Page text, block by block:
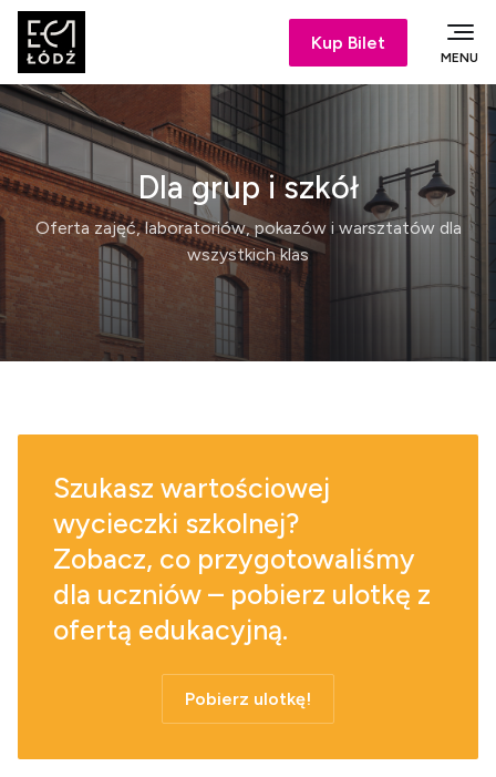
Kup Bilet
MENU
Dla grup i szkół
Oferta zajęć, laboratoriów, pokazów i warsztatów dla
wszystkich klas
Szukasz wartościowej
wycieczki szkolnej?
Zobacz, co przygotowaliśmy
dla uczniów – pobierz ulotkę z
ofertą edukacyjną.
Pobierz ulotkę!